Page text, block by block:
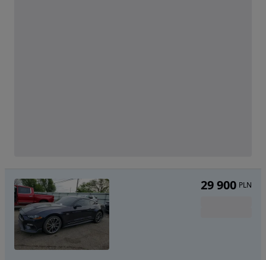
29 900 PLN